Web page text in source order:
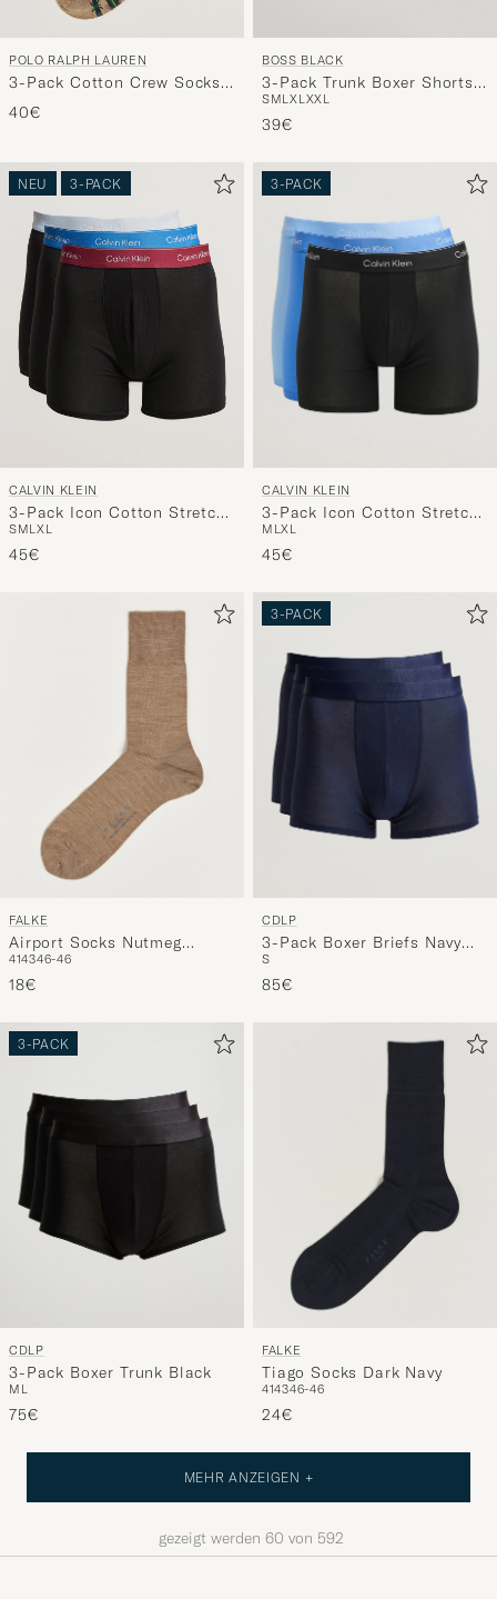
POLO RALPH LAUREN
3-Pack Cotton Crew Socks
Multi
40€
BOSS BLACK
3-Pack Trunk Boxer Shorts
White/Grey/Black
SMLXLXXL
39€
NEU 3-PACK
CALVIN KLEIN
3-Pack Icon Cotton Stretch
Boxer Brief Black
SMLXL
45€
3-PACK
CALVIN KLEIN
3-Pack Icon Cotton Stretch
Boxer Brief
Black/Blue/Light Blue
M LXL
45€
FALKE
Airport Socks Nutmeg
Melange
414346-46
18€
3-PACK
CDLP
3-Pack Boxer Briefs Navy
Blue
S
85€
3-PACK
CDLP
3-Pack Boxer Trunk Black
M L
75€
FALKE
Tiago Socks Dark Navy
414346-46
24€
MEHR ANZEIGEN +
gezeigt werden 60 von 592